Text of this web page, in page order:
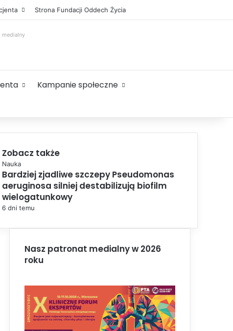
Strona Fundacji Oddech Życia
medialny
Kampanie społeczne
Zobacz także
C
l
o
s
e
Nauka
Bardziej zjadliwe szczepy Pseudomonas
aeruginosa silniej destabilizują biofilm
wielogatunkowy
6 dni temu
Nasz patronat medialny w 2026
roku